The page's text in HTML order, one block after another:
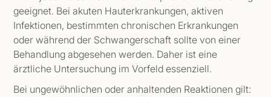
geeignet. Bei akuten Hauterkrankungen, aktiven
Infektionen, bestimmten chronischen Erkrankungen
oder während der Schwangerschaft sollte von einer
Behandlung abgesehen werden. Daher ist eine
ärztliche Untersuchung im Vorfeld essenziell.
Bei ungewöhnlichen oder anhaltenden Reaktionen gilt: